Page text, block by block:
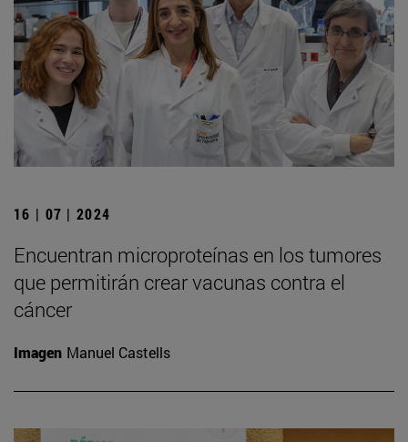
16 | 07 | 2024
Encuentran microproteínas en los tumores
que permitirán crear vacunas contra el
cáncer
Imagen Manuel Castells